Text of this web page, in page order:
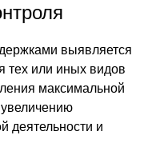
выявляется
тех или иных видов
максимальной
деятельности и